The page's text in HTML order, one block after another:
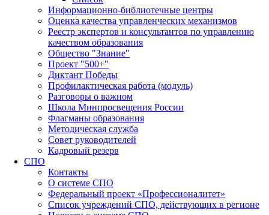
Информационно-библиотечные центры
Оценка качества управленческих механизмов
Реестр экспертов и консультантов по управлению
качеством образования
Общество "Знание"
Проект "500+"
Диктант Победы
Профилактическая работа (модуль)
Разговоры о важном
Школа Минпросвещения России
Флагманы образования
Методическая служба
Совет руководителей
Кадровый резерв
СПО
Контакты
О системе СПО
Федеральный проект «Профессионалитет»
Список учреждений СПО, действующих в регионе